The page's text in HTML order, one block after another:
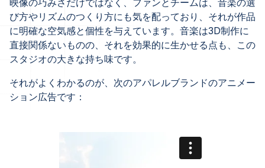
映像の巧みさだけではなく、ファンとチームは、音楽の選
び方やリズムのつくり方にも気を配っており、それが作品
に明確な空気感と個性を与えています。音楽は3D制作に
直接関係ないものの、それを効果的に生かせる点も、この
スタジオの大きな持ち味です。
それがよくわかるのが、次のアパレルブランドのアニメー
ション広告です：